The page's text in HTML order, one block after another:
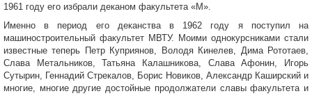
1961 году его избрали деканом факультета «М».
Именно в период его деканства в 1962 году я поступил на
машиностроительный факультет МВТУ. Моими однокурсниками стали
известные теперь Петр Куприянов, Володя Кинелев, Дима Рототаев,
Слава Метальников, Татьяна Калашникова, Слава Афонин, Игорь
Сутырин, Геннадий Стрекалов, Борис Новиков, Александр Каширский и
многие, многие другие достойные продолжатели славы факультета и